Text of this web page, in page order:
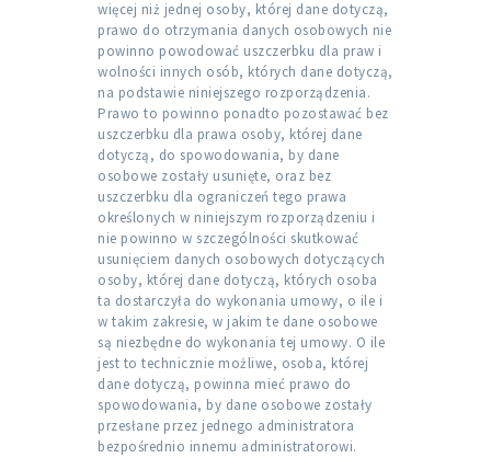
więcej niż jednej osoby, której dane dotyczą,
prawo do otrzymania danych osobowych nie
powinno powodować uszczerbku dla praw i
wolności innych osób, których dane dotyczą,
na podstawie niniejszego rozporządzenia.
Prawo to powinno ponadto pozostawać bez
uszczerbku dla prawa osoby, której dane
dotyczą, do spowodowania, by dane
osobowe zostały usunięte, oraz bez
uszczerbku dla ograniczeń tego prawa
określonych w niniejszym rozporządzeniu i
nie powinno w szczególności skutkować
usunięciem danych osobowych dotyczących
osoby, której dane dotyczą, których osoba
ta dostarczyła do wykonania umowy, o ile i
w takim zakresie, w jakim te dane osobowe
są niezbędne do wykonania tej umowy. O ile
jest to technicznie możliwe, osoba, której
dane dotyczą, powinna mieć prawo do
spowodowania, by dane osobowe zostały
przesłane przez jednego administratora
bezpośrednio innemu administratorowi.